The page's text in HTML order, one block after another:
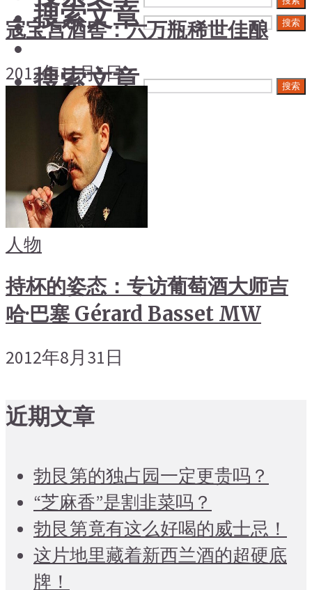
搜索文章 搜索
搜索文章 搜索
寇宝宫酒窖：六万瓶稀世佳酿
2012年11月5日
人物
持杯的姿态：专访葡萄酒大师吉
哈·巴塞 Gérard Basset MW
2012年8月31日
近期文章
勃艮第的独占园一定更贵吗？
“芝麻香”是割韭菜吗？
勃艮第竟有这么好喝的威士忌！
这片地里藏着新西兰酒的超硬底
牌！